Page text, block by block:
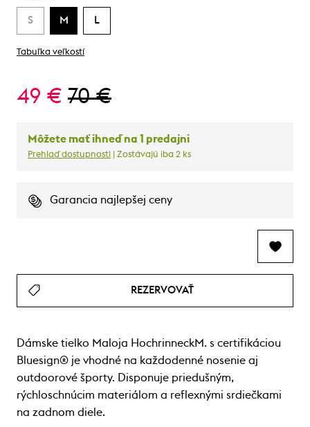
S M L
Tabuľka veľkostí
49 € 70 €
Môžete mať ihneď na 1 predajni
Prehlaď dostupnosti | Zostávajú iba 2 ks
Garancia najlepšej ceny
REZERVOVAŤ
Dámske tielko Maloja HochrinneckM. s certifikáciou
Bluesign® je vhodné na každodenné nosenie aj
outdoorové športy. Disponuje priedušným,
rýchloschnúcim materiálom a reflexnými srdiečkami
na zadnom diele.